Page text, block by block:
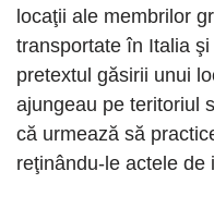
locaţii ale membrilor
transportate în Italia
pretextul găsirii unui
ajungeau pe teritoriul
că urmează să
reţinându-le actele de